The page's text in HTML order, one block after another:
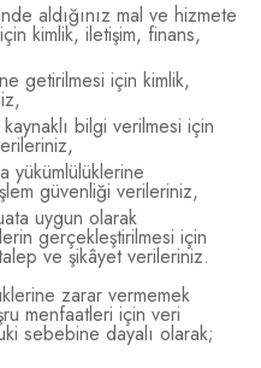
aldığınız mal ve hizmete
kimlik, iletişim, finans,
getirilmesi için kimlik,
bilgi verilmesi için
yükümlülüklerine
güvenliği verileriniz,
uygun olarak
gerçekleştirilmesi için
ve şikâyet verileriniz.
zarar vermemek
menfaatleri için veri
sebebine dayalı olarak;